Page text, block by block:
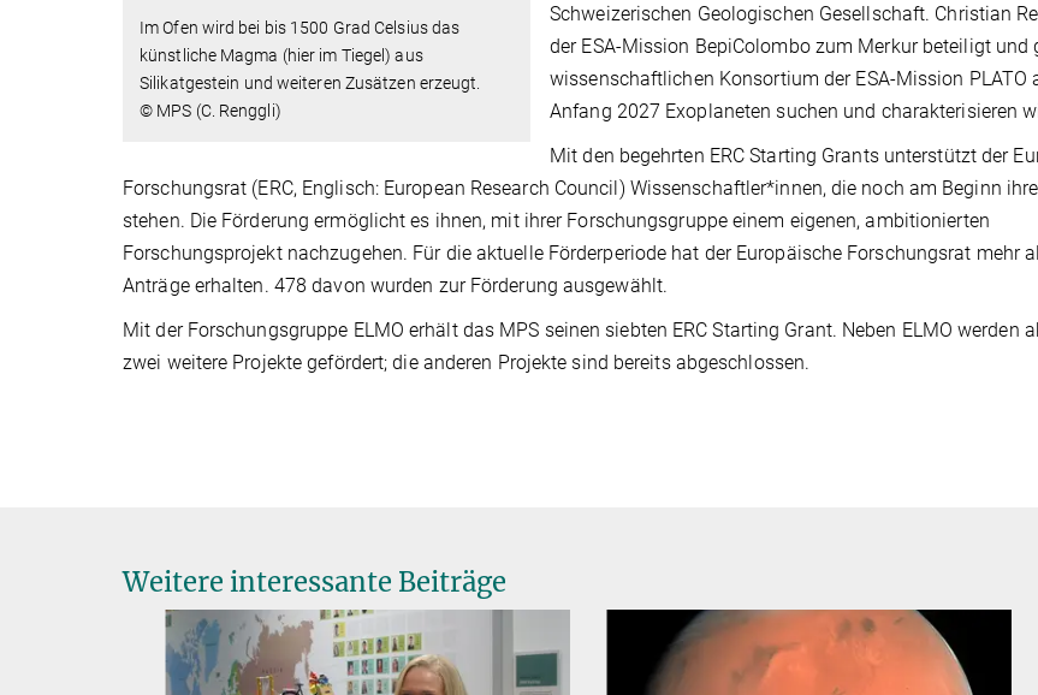
Im Ofen wird bei bis 1500 Grad Celsius das
künstliche Magma (hier im Tiegel) aus
Silikatgestein und weiteren Zusätzen erzeugt.
© MPS (C. Renggli)
Schweizerischen Geologischen Gesellschaft. Christian
der ESA-Mission BepiColombo zum Merkur beteiligt und
wissenschaftlichen Konsortium der ESA-Mission PLATO
Anfang 2027 Exoplaneten suchen und charakterisieren
Mit den begehrten ERC Starting Grants unterstützt der
Forschungsrat (ERC, Englisch: European Research Council) Wissenschaftler*innen, die noch am Beginn
stehen. Die Förderung ermöglicht es ihnen, mit ihrer Forschungsgruppe einem eigenen, ambitionierten
Forschungsprojekt nachzugehen. Für die aktuelle Förderperiode hat der Europäische Forschungsrat mehr
Anträge erhalten. 478 davon wurden zur Förderung ausgewählt.
Mit der Forschungsgruppe ELMO erhält das MPS seinen siebten ERC Starting Grant. Neben ELMO werden
zwei weitere Projekte gefördert; die anderen Projekte sind bereits abgeschlossen.
Weitere interessante Beiträge